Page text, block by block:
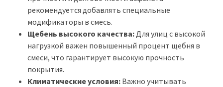
рекомендуется добавлять специальные
модификаторы в смесь.
Щебень высокого качества: Для улиц с высокой
нагрузкой важен повышенный процент щебня в
смеси, что гарантирует высокую прочность
покрытия.
Климатические условия: Важно учитывать